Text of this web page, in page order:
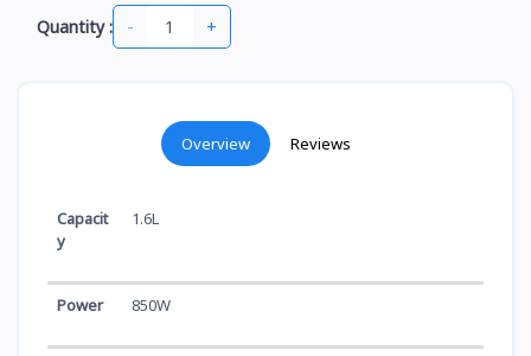
Quantity : - +
Overview Reviews
Capacit
y
1.6L
Power 850W